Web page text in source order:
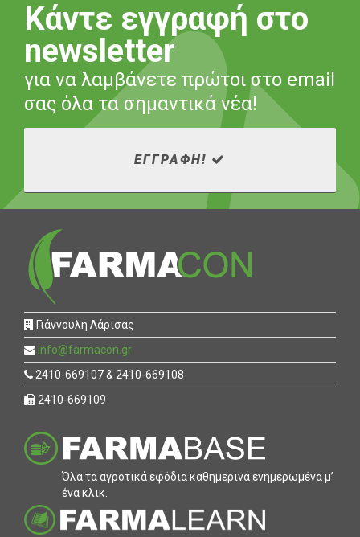
Κάντε εγγραφή στο
newsletter
για να λαμβάνετε πρώτοι στο email
σας όλα τα σημαντικά νέα!
ΕΓΓΡΑΦΗ!
Γιάννουλη Λάρισας
info@farmacon.gr
2410-669107 & 2410-669108
2410-669109
Όλα τα αγροτικά εφόδια καθηµερινά ενηµερωµένα µ’
ένα κλικ.